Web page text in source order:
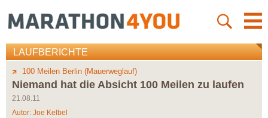
LAUFBERICHTE
100 Meilen Berlin (Mauerweglauf)
Niemand hat die Absicht 100 Meilen zu laufen
21.08.11
Autor: Joe Kelbel